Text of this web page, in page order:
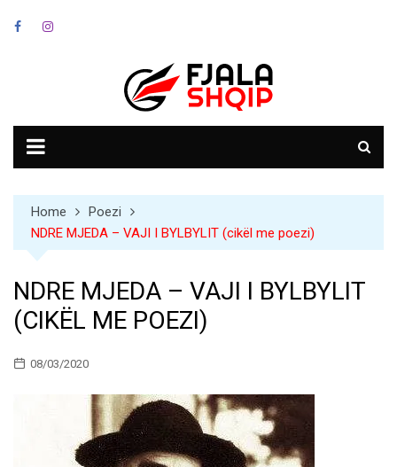
Home
Poezi
NDRE MJEDA – VAJI I BYLBYLIT (cikël me poezi)
NDRE MJEDA – VAJI I BYLBYLIT
(CIKËL ME POEZI)
08/03/2020